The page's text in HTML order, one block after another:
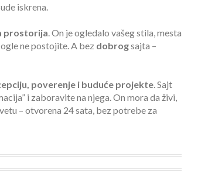
iskrena.
prostorija . On je ogledalo vašeg stila, mesta
ne postojite. A bez dobrogsajta –
poverenje i buduće projekte . Sajt
i zaboravite na njega. On mora da živi,
– otvorena 24 sata, bez potrebe za